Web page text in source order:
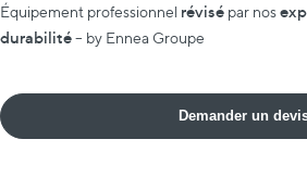
Équipement professionnel révisé par nos
durabilité– by Ennea Groupe
Demander un